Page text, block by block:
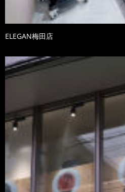
ELEGAN梅田店